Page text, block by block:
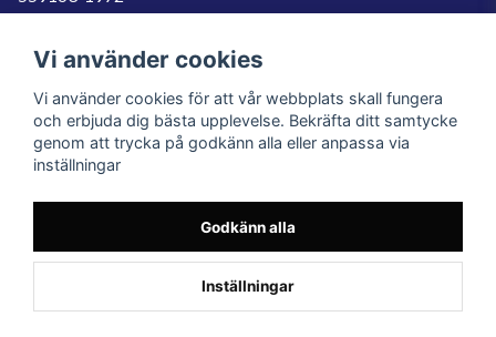
SE559163197201
060-566 800
info@filter.se
559163-1972
© 2023 Filter.se, All rights reserved.
Vi använder cookies
Vi använder cookies för att vår webbplats skall fungera
och erbjuda dig bästa upplevelse. Bekräfta ditt samtycke
genom att trycka på godkänn alla eller anpassa via
inställningar
Godkänn alla
Inställningar